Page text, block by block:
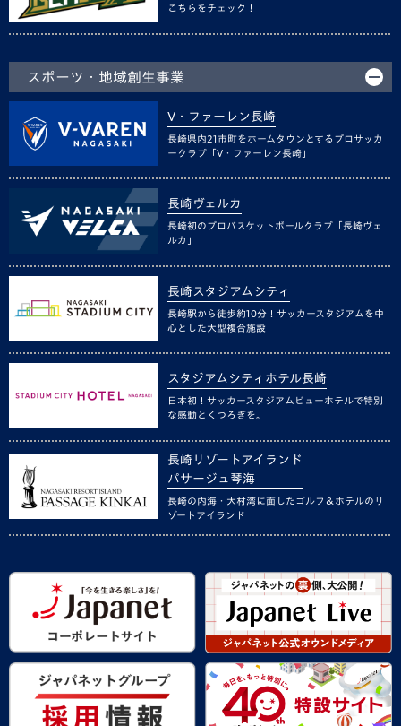
こちらをチェック！
スポーツ・地域創生事業
V・ファーレン長崎
長崎県内21市町をホームタウンとするプロサッカ
ークラブ「V・ファーレン長崎」
長崎ヴェルカ
長崎初のプロバスケットボールクラブ「長崎ヴェ
ルカ」
長崎スタジアムシティ
長崎駅から徒歩約10分！サッカースタジアムを中
心とした大型複合施設
スタジアムシティホテル長崎
日本初！サッカースタジアムビューホテルで特別
な感動とくつろぎを。
長崎リゾートアイランド
パサージュ琴海
長崎の内海・大村湾に面したゴルフ＆ホテルのリ
ゾートアイランド